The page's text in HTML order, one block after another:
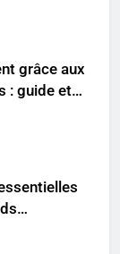
grâce aux
: guide et